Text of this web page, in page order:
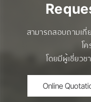
สามารถสอบถามเ
โ
โดยมีผู้เชี่ยวช
Online